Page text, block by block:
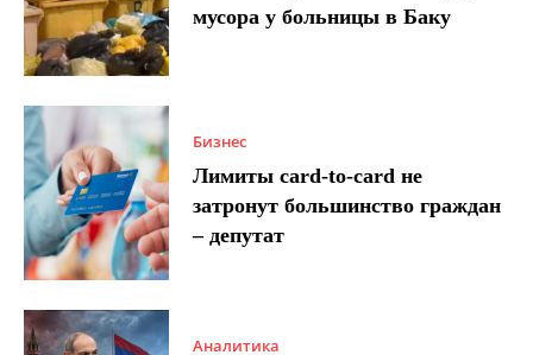
мусора у больницы в Баку
Бизнес
Лимиты card-to-card не
затронут большинство граждан
– депутат
Аналитика